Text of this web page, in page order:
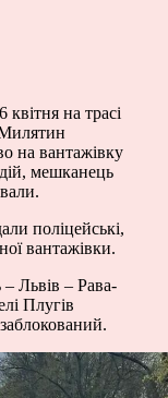
на трасі
на вантажівку
мешканець
поліцейські,
вантажівки.
Львів – Рава-
Плугів